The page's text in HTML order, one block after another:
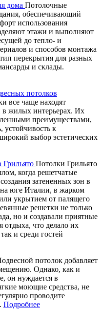
дома Потолочные
обеспечивающий
использования
этажи и выполняют
до тепло- и
и способов монтажа
перекрытия для разных
и склады.
потолков
все чаще находят
жилых интерьерах. Их
преимуществами,
устойчивость к
выбор эстетических
Грильято Потолки Грильято
когда решетчатые
затененных зон в
на юге Италии, в жарком
укрытием от палящего
решетки не только
но и создавали приятные
отдыха, что делало их
и среди гостей
потолок добавляет
Однако, как и
он нуждается в
моющие средства, не
проводите
Подробнее